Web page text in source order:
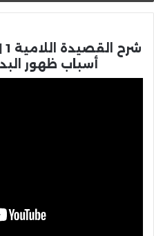
أسباب ظهور